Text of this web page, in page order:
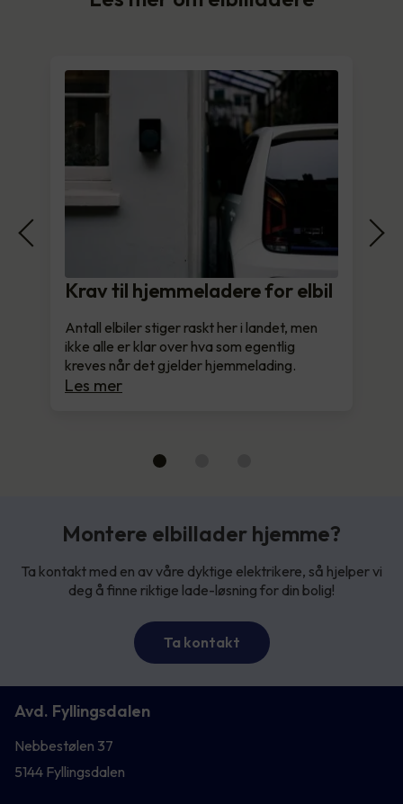
Krav til hjemmeladere for elbil
Antall elbiler stiger raskt her i landet, men
ikke alle er klar over hva som egentlig
kreves når det gjelder hjemmelading.
Les mer
Montere elbillader hjemme?
Ta kontakt med en av våre dyktige elektrikere, så hjelper vi
deg å finne riktige lade-løsning for din bolig!
Ta kontakt
Avd. Fyllingsdalen
Nebbestølen 37
5144 Fyllingsdalen